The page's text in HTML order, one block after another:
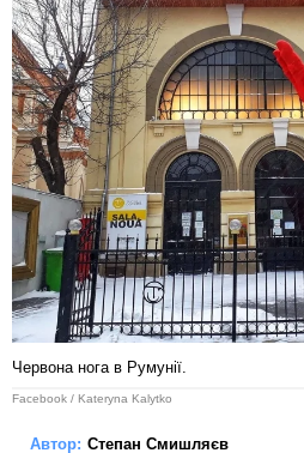
Червона нога в Румунії.
Facebook / Kateryna Kalytko
Автор: Степан Смишляєв